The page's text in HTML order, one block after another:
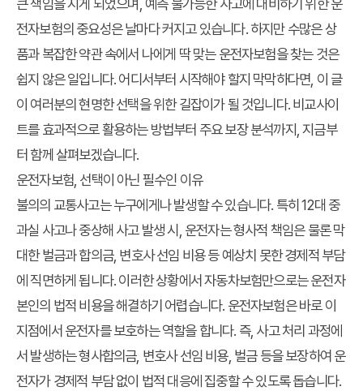
큰 책임을 지게 되었으며, 예측 불가능한 사고에 대비하기 위한 운
전자보험의 중요성은 날마다 커지고 있습니다. 하지만 수많은 상
품과 복잡한 약관 속에서 나에게 딱 맞는 운전자보험을 찾는 것은
쉽지 않은 일입니다. 어디서부터 시작해야 할지 막막하다면, 이 글
이 여러분의 현명한 선택을 위한 길잡이가 될 것입니다. 비교사이
트를 효과적으로 활용하는 방법부터 주요 보장 분석까지, 지금부
터 함께 살펴보겠습니다.
운전자보험, 선택이 아닌 필수인 이유
불의의 교통사고는 누구에게나 발생할 수 있습니다. 특히 12대 중
과실 사고나 중상해 사고 발생 시, 운전자는 형사적 책임은 물론 막
대한 벌금과 합의금, 변호사 선임 비용 등 예상치 못한 경제적 부담
에 직면하게 됩니다. 이러한 상황에서 자동차보험만으로는 운전자
본인의 법적 비용을 해결하기 어렵습니다. 운전자보험은 바로 이
지점에서 운전자를 보호하는 역할을 합니다. 즉, 사고 처리 과정에
서 발생하는 형사합의금, 변호사 선임 비용, 벌금 등을 보장하여 운
전자가 경제적 부담 없이 법적 대응에 집중할 수 있도록 돕습니다.